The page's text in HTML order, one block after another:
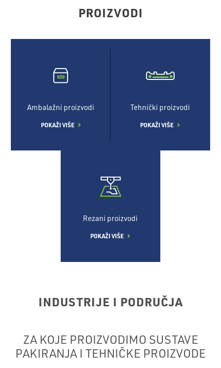
PROIZVODI
Ambalažni proizvodi
POKAŽI VIŠE
Tehnički proizvodi
POKAŽI VIŠE
Rezani proizvodi
POKAŽI VIŠE
INDUSTRIJE I PODRUČJA
ZA KOJE PROIZVODIMO SUSTAVE
PAKIRANJA I TEHNIČKE PROIZVODE